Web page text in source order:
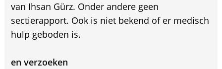
van Ihsan Gürz. Onder andere geen
sectierapport. Ook is niet bekend of er medisch
hulp geboden is.
en verzoeken